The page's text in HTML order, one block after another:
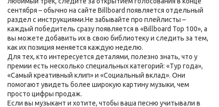
сентября – обычно на сайте Billboard появляется отдельный
раздел с инструкциями.Не забывайте про плейлисты –
каждый победитель сразу появляется в «Billboard Top 100», а
вы можете добавить их в свою библиотеку и следить за тем,
как их позиция меняется каждую неделю.
Для тех, кто интересуется деталями, полезно знать, что у
премии есть несколько специальных категорий: «Тур года»,
«Самый креативный клип» и «Социальный вклад». Они
помогают увидеть более широкую картину музыки, чем
просто цифры продаж.
Если вы музыкант и хотите, чтобы ваша песню учитывали в